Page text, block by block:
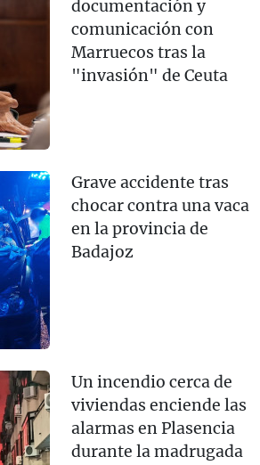
documentación y
comunicación con
Marruecos tras la
"invasión" de Ceuta
Grave accidente tras
chocar contra una vaca
en la provincia de
Badajoz
Un incendio cerca de
viviendas enciende las
alarmas en Plasencia
durante la madrugada